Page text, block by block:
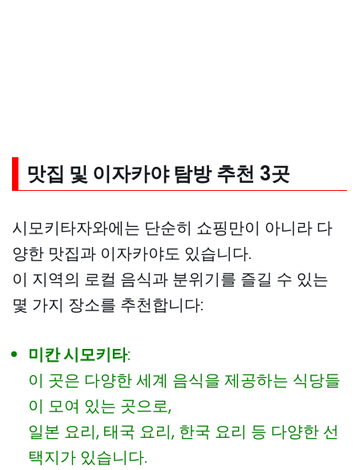
맛집 및 이자카야 탐방추천 3곳
시모키타자와에는 단순히 쇼핑만이 아니라 다
양한 맛집과 이자카야도 있습니다.
이 지역의 로컬 음식과 분위기를 즐길 수 있는
몇 가지 장소를 추천합니다:
미칸 시모키타:
이 곳은 다양한 세계 음식을 제공하는 식당들
이 모여 있는 곳으로,
일본 요리, 태국 요리, 한국 요리 등 다양한 선
택지가 있습니다.